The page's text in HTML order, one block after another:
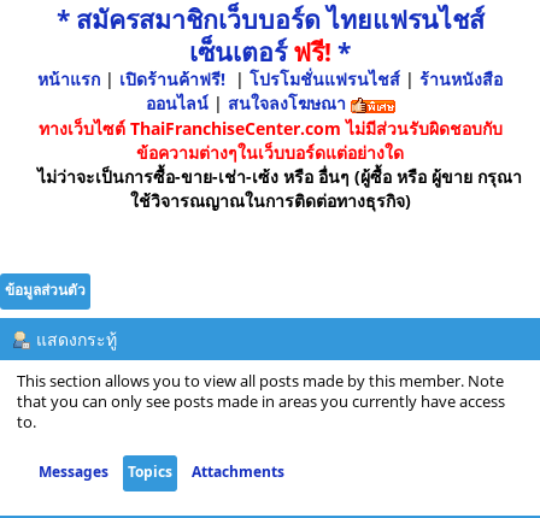
* สมัครสมาชิกเว็บบอร์ด ไทยแฟรนไชส์
เซ็นเตอร์ฟรี! *
หน้าแรก | เปิดร้านค้าฟรี! | โปรโมชั่นแฟรนไชส์ | ร้านหนังสือ
ออนไลน์ | สนใจลงโฆษณา
ทางเว็บไซต์ ThaiFranchiseCenter.com ไม่มีส่วนรับผิดชอบกับ
ข้อความต่างๆในเว็บบอร์ดแต่อย่างใด
ไม่ว่าจะเป็นการซื้อ-ขาย-เช่า-เซ้ง หรือ อื่นๆ (ผู้ซื้อ หรือ ผู้ขาย กรุณา
ใช้วิจารณญาณในการติดต่อทางธุรกิจ)
ข้อมูลส่วนตัว
แสดงกระทู้
This section allows you to view all posts made by this member. Note
that you can only see posts made in areas you currently have access
to.
Messages Topics Attachments